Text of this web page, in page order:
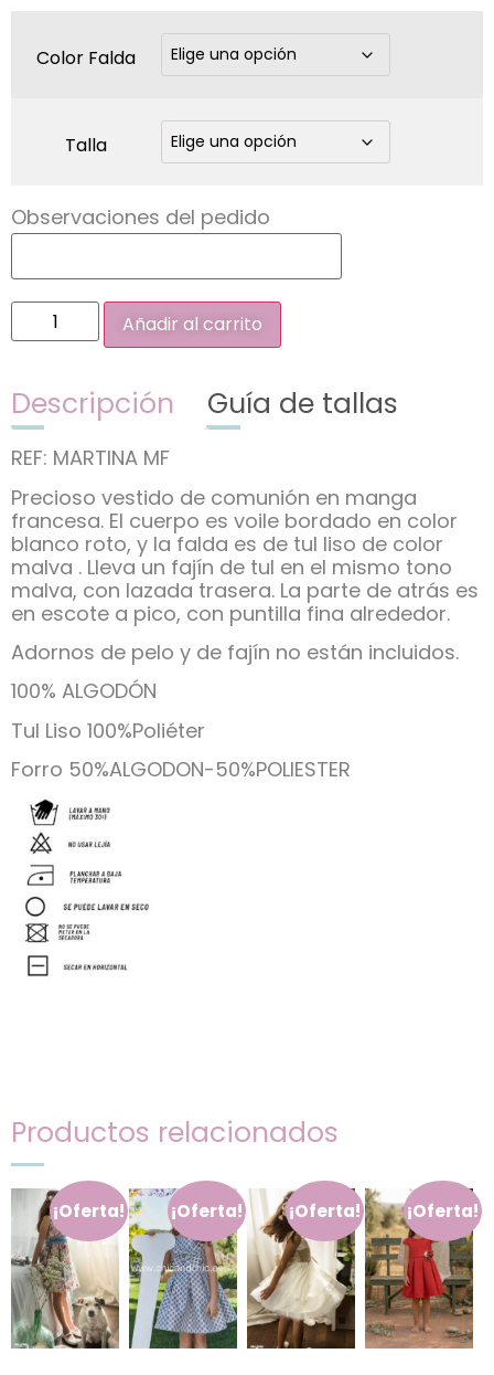
Color Falda
Talla
Observaciones del pedido
Añadir al carrito
Descripción Guía de tallas
REF: MARTINA MF
Precioso vestido de comunión en manga
francesa. El cuerpo es voile bordado en color
blanco roto, y la falda es de tul liso de color
malva . Lleva un fajín de tul en el mismo tono
malva, con lazada trasera. La parte de atrás es
en escote a pico, con puntilla fina alrededor.
Adornos de pelo y de fajín no están incluidos.
100% ALGODÓN
Tul Liso 100%Poliéter
Forro 50%ALGODON-50%POLIESTER
Productos relacionados
¡Oferta! ¡Oferta!
¡Oferta! ¡Oferta!